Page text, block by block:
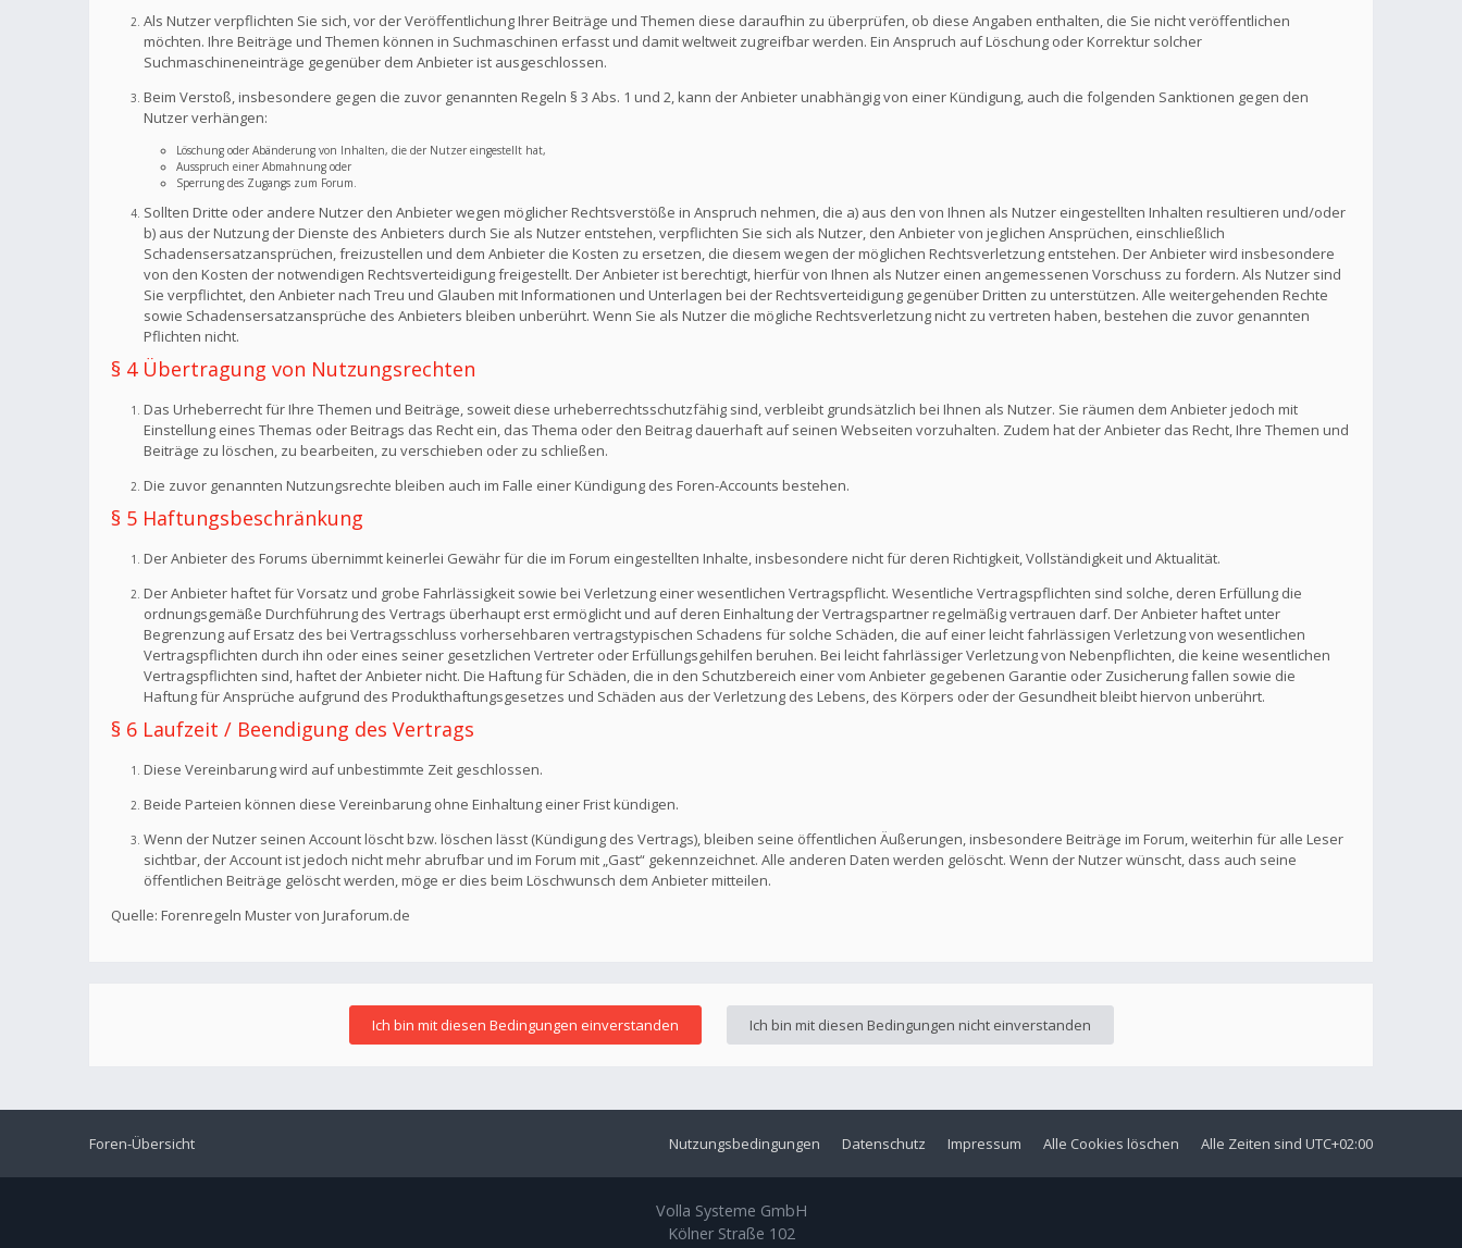
Als Nutzer verpflichten Sie sich, vor der Veröffentlichung Ihrer Beiträge und Themen diese daraufhin zu überprüfen, ob diese Angaben enthalten, die Sie nicht veröffentlichen
möchten. Ihre Beiträge und Themen können in Suchmaschinen erfasst und damit weltweit zugreifbar werden. Ein Anspruch auf Löschung oder Korrektur solcher
Suchmaschineneinträge gegenüber dem Anbieter ist ausgeschlossen.
Beim Verstoß, insbesondere gegen die zuvor genannten Regeln § 3 Abs. 1 und 2, kann der Anbieter unabhängig von einer Kündigung, auch die folgenden Sanktionen gegen den
Nutzer verhängen:
Löschung oder Abänderung von Inhalten, die der Nutzer eingestellt hat,
Ausspruch einer Abmahnung oder
Sperrung des Zugangs zum Forum.
Sollten Dritte oder andere Nutzer den Anbieter wegen möglicher Rechtsverstöße in Anspruch nehmen, die a) aus den von Ihnen als Nutzer eingestellten Inhalten resultieren und/oder
b) aus der Nutzung der Dienste des Anbieters durch Sie als Nutzer entstehen, verpflichten Sie sich als Nutzer, den Anbieter von jeglichen Ansprüchen, einschließlich
Schadensersatzansprüchen, freizustellen und dem Anbieter die Kosten zu ersetzen, die diesem wegen der möglichen Rechtsverletzung entstehen. Der Anbieter wird insbesondere
von den Kosten der notwendigen Rechtsverteidigung freigestellt. Der Anbieter ist berechtigt, hierfür von Ihnen als Nutzer einen angemessenen Vorschuss zu fordern. Als Nutzer sind
Sie verpflichtet, den Anbieter nach Treu und Glauben mit Informationen und Unterlagen bei der Rechtsverteidigung gegenüber Dritten zu unterstützen. Alle weitergehenden Rechte
sowie Schadensersatzansprüche des Anbieters bleiben unberührt. Wenn Sie als Nutzer die mögliche Rechtsverletzung nicht zu vertreten haben, bestehen die zuvor genannten
Pflichten nicht.
§ 4 Übertragung von Nutzungsrechten
Das Urheberrecht für Ihre Themen und Beiträge, soweit diese urheberrechtsschutzfähig sind, verbleibt grundsätzlich bei Ihnen als Nutzer. Sie räumen dem Anbieter jedoch mit
Einstellung eines Themas oder Beitrags das Recht ein, das Thema oder den Beitrag dauerhaft auf seinen Webseiten vorzuhalten. Zudem hat der Anbieter das Recht, Ihre Themen und
Beiträge zu löschen, zu bearbeiten, zu verschieben oder zu schließen.
Die zuvor genannten Nutzungsrechte bleiben auch im Falle einer Kündigung des Foren-Accounts bestehen.
§ 5 Haftungsbeschränkung
Der Anbieter des Forums übernimmt keinerlei Gewähr für die im Forum eingestellten Inhalte, insbesondere nicht für deren Richtigkeit, Vollständigkeit und Aktualität.
Der Anbieter haftet für Vorsatz und grobe Fahrlässigkeit sowie bei Verletzung einer wesentlichen Vertragspflicht. Wesentliche Vertragspflichten sind solche, deren Erfüllung die
ordnungsgemäße Durchführung des Vertrags überhaupt erst ermöglicht und auf deren Einhaltung der Vertragspartner regelmäßig vertrauen darf. Der Anbieter haftet unter
Begrenzung auf Ersatz des bei Vertragsschluss vorhersehbaren vertragstypischen Schadens für solche Schäden, die auf einer leicht fahrlässigen Verletzung von wesentlichen
Vertragspflichten durch ihn oder eines seiner gesetzlichen Vertreter oder Erfüllungsgehilfen beruhen. Bei leicht fahrlässiger Verletzung von Nebenpflichten, die keine wesentlichen
Vertragspflichten sind, haftet der Anbieter nicht. Die Haftung für Schäden, die in den Schutzbereich einer vom Anbieter gegebenen Garantie oder Zusicherung fallen sowie die
Haftung für Ansprüche aufgrund des Produkthaftungsgesetzes und Schäden aus der Verletzung des Lebens, des Körpers oder der Gesundheit bleibt hiervon unberührt.
§ 6 Laufzeit / Beendigung des Vertrags
Diese Vereinbarung wird auf unbestimmte Zeit geschlossen.
Beide Parteien können diese Vereinbarung ohne Einhaltung einer Frist kündigen.
Wenn der Nutzer seinen Account löscht bzw. löschen lässt (Kündigung des Vertrags), bleiben seine öffentlichen Äußerungen, insbesondere Beiträge im Forum, weiterhin für alle Leser
sichtbar, der Account ist jedoch nicht mehr abrufbar und im Forum mit „Gast“ gekennzeichnet. Alle anderen Daten werden gelöscht. Wenn der Nutzer wünscht, dass auch seine
öffentlichen Beiträge gelöscht werden, möge er dies beim Löschwunsch dem Anbieter mitteilen.
Quelle: Forenregeln Muster von Juraforum.de
Foren-Übersicht Alle Zeiten sind UTC+02:00
Alle Cookies löschen
Impressum
Datenschutz
Nutzungsbedingungen
Volla Systeme GmbH
Kölner Straße 102